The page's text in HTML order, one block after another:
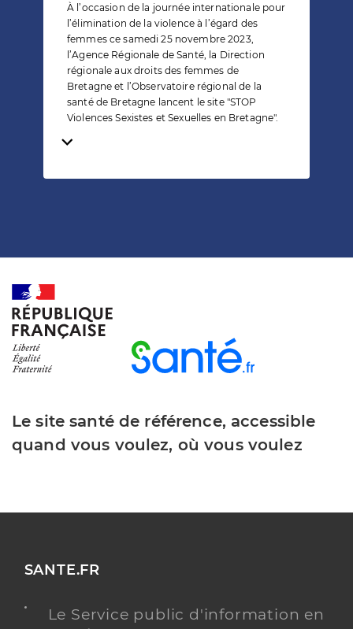
À l’occasion de la journée internationale pour
l’élimination de la violence à l’égard des
femmes ce samedi 25 novembre 2023,
l’Agence Régionale de Santé, la Direction
régionale aux droits des femmes de
Bretagne et l’Observatoire régional de la
santé de Bretagne lancent le site "STOP
Violences Sexistes et Sexuelles en Bretagne".
Temps de lecture
Le site santé de référence, accessible
quand vous voulez, où vous voulez
SANTE.FR
Le Service public d'information en